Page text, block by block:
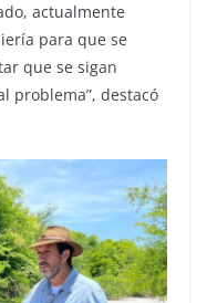
actualmente
para que se
que se sigan
problema”, destacó